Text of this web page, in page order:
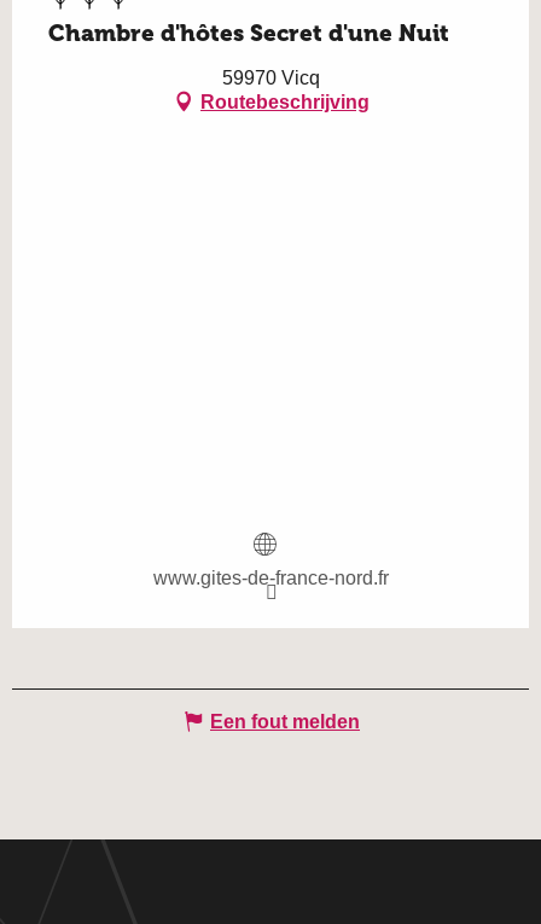
Chambre d'hôtes Secret d'une Nuit
59970 Vicq
Routebeschrijving
www.gites-de-france-nord.fr
Een fout melden